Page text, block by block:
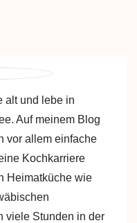
alt und lebe in
Auf meinem Blog
vor allem einfache
Kochkarriere
Heimatküche wie
viele Stunden in der